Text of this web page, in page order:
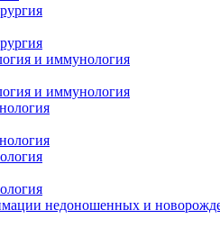
и иммунология
и иммунология
недоношенных и